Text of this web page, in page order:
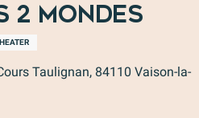
2 Mondes
Taulignan, 84110 Vaison-la-